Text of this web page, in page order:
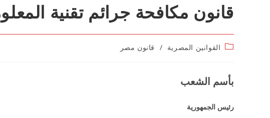
قانون مكافحة جرائم تقنية المعلومات رقم
Post
القوانين المصرية / قانون مصر
بأسم الشعب
رئيس الجمهورية